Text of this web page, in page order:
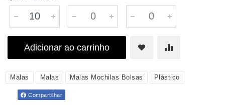
Adicionar ao carrinho
Malas Malas Malas Mochilas Bolsas Plástico
Compartilhar